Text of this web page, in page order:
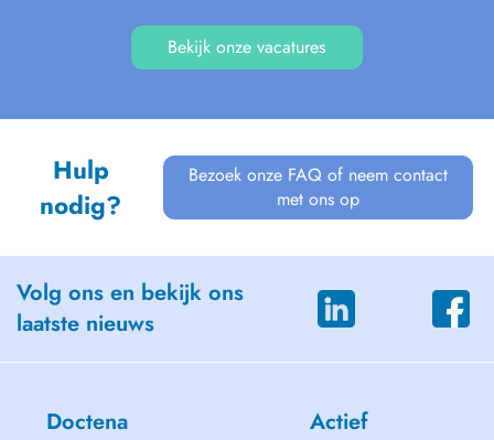
Bekijk onze vacatures
Hulp
nodig?
Bezoek onze FAQ of neem contact
met ons op
Volg ons en bekijk ons
laatste nieuws
Doctena Actief